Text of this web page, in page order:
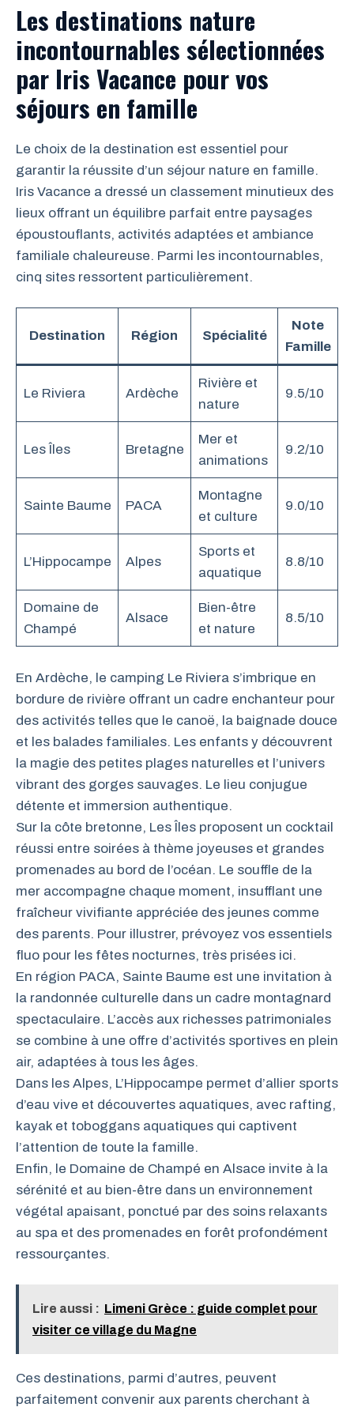
Les destinations nature
incontournables sélectionnées
par Iris Vacance pour vos
séjours en famille
Le choix de la destination est essentiel pour
garantir la réussite d’un séjour nature en famille.
Iris Vacance a dressé un classement minutieux des
lieux offrant un équilibre parfait entre paysages
époustouflants, activités adaptées et ambiance
familiale chaleureuse. Parmi les incontournables,
cinq sites ressortent particulièrement.
Destination Région Spécialité
Note
Famille
Le Riviera Ardèche
Rivière et
nature
9.5/10
Les Îles Bretagne
Mer et
animations
9.2/10
Sainte Baume PACA
Montagne
et culture
9.0/10
L’Hippocampe Alpes
Sports et
aquatique
8.8/10
Domaine de
Champé
Alsace
Bien-être
et nature
8.5/10
En Ardèche, le camping Le Riviera s’imbrique en
bordure de rivière offrant un cadre enchanteur pour
des activités telles que le canoë, la baignade douce
et les balades familiales. Les enfants y découvrent
la magie des petites plages naturelles et l’univers
vibrant des gorges sauvages. Le lieu conjugue
détente et immersion authentique.
Sur la côte bretonne, Les Îles proposent un cocktail
réussi entre soirées à thème joyeuses et grandes
promenades au bord de l’océan. Le souffle de la
mer accompagne chaque moment, insufflant une
fraîcheur vivifiante appréciée des jeunes comme
des parents. Pour illustrer, prévoyez vos essentiels
fluo pour les fêtes nocturnes, très prisées ici.
En région PACA, Sainte Baume est une invitation à
la randonnée culturelle dans un cadre montagnard
spectaculaire. L’accès aux richesses patrimoniales
se combine à une offre d’activités sportives en plein
air, adaptées à tous les âges.
Dans les Alpes, L’Hippocampe permet d’allier sports
d’eau vive et découvertes aquatiques, avec rafting,
kayak et toboggans aquatiques qui captivent
l’attention de toute la famille.
Enfin, le Domaine de Champé en Alsace invite à la
sérénité et au bien-être dans un environnement
végétal apaisant, ponctué par des soins relaxants
au spa et des promenades en forêt profondément
ressourçantes.
Lire aussi : Limeni Grèce : guide complet pour
visiter ce village du Magne
Ces destinations, parmi d’autres, peuvent
parfaitement convenir aux parents cherchant à